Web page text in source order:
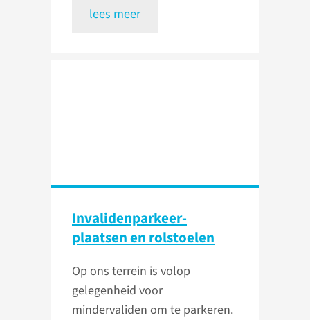
lees meer
Invalidenparkeer­
plaatsen en rolstoelen
Op ons terrein is volop
gelegenheid voor
mindervaliden om te parkeren.